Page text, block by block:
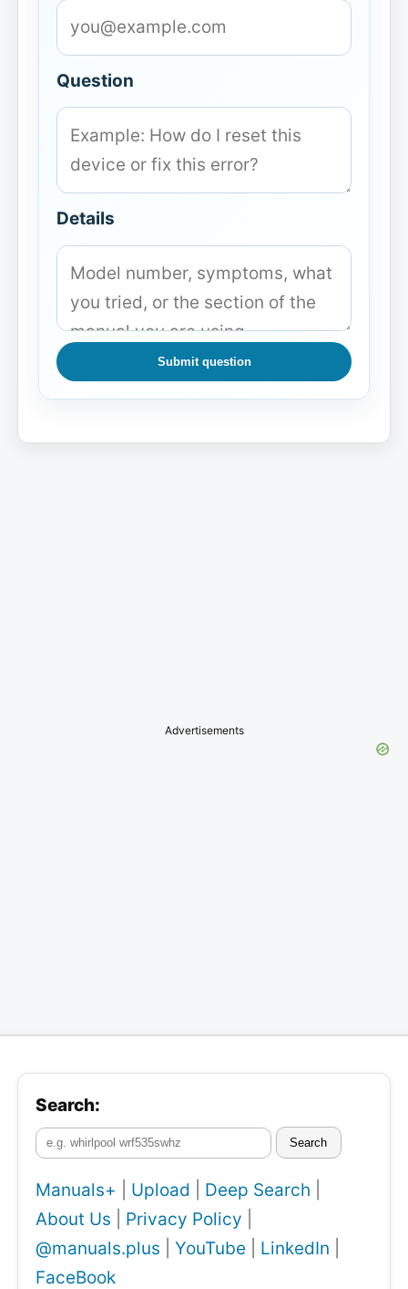
Question
Details
Submit question
Advertisements
Search:
Search
Manuals+ Upload Deep Search
About Us
Privacy Policy
@manuals.plus
YouTube LinkedIn
FaceBook